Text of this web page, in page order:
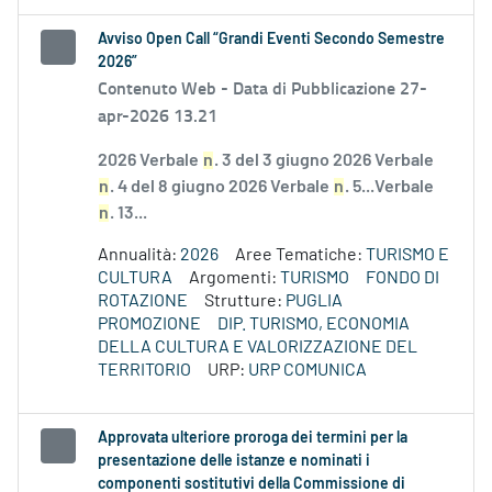
Avviso Open Call “Grandi Eventi Secondo Semestre
2026”
Contenuto Web - Data di Pubblicazione 27-
apr-2026 13.21
2026 Verbale n. 3 del 3 giugno 2026 Verbale
n. 4 del 8 giugno 2026 Verbale n. 5...Verbale
n. 13...
Annualità: 2026 Aree Tematiche: TURISMO E
CULTURA
Argomenti: TURISMO
FONDO DI
ROTAZIONE
Strutture: PUGLIA
PROMOZIONE
DIP. TURISMO, ECONOMIA
DELLA CULTURA E VALORIZZAZIONE DEL
TERRITORIO
URP: URP COMUNICA
Approvata ulteriore proroga dei termini per la
presentazione delle istanze e nominati i
componenti sostitutivi della Commissione di